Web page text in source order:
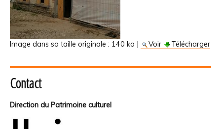
Image dans sa taille originale : 140 ko | Voir Télécharger
Contact
Direction du Patrimoine culturel